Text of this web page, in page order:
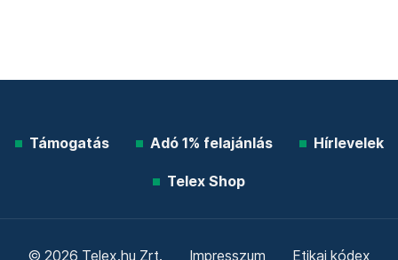
Támogatás Adó 1% felajánlás Hírlevelek
Telex Shop
© 2026 Telex.hu Zrt. Impresszum Etikai kódex